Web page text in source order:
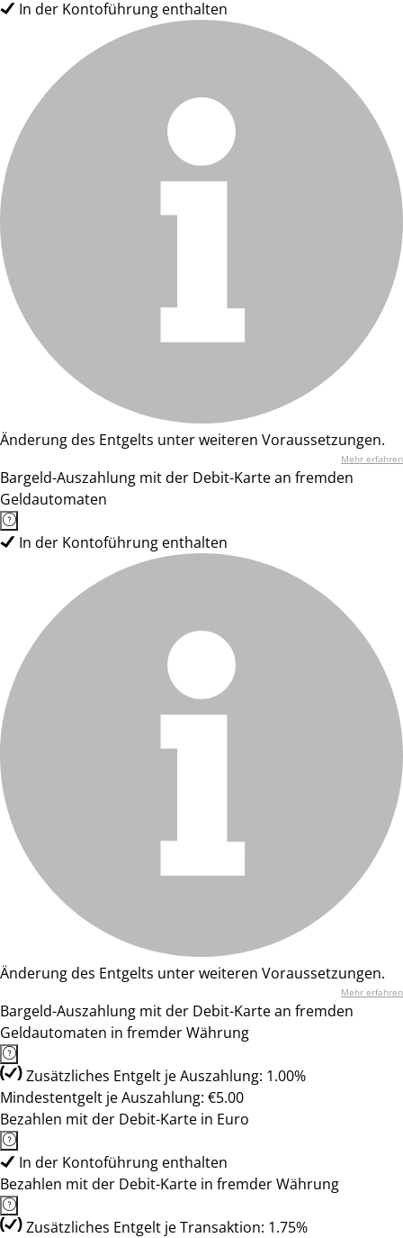
In der Kontoführung enthalten
Änderung des Entgelts unter weiteren Voraussetzungen.
Mehr erfahren
Bargeld-Auszahlung mit der Debit-Karte an fremden
Geldautomaten
In der Kontoführung enthalten
Änderung des Entgelts unter weiteren Voraussetzungen.
Mehr erfahren
Bargeld-Auszahlung mit der Debit-Karte an fremden
Geldautomaten in fremder Währung
Zusätzliches Entgelt je Auszahlung: 1.00%
Mindestentgelt je Auszahlung: €5.00
Bezahlen mit der Debit-Karte in Euro
In der Kontoführung enthalten
Bezahlen mit der Debit-Karte in fremder Währung
Zusätzliches Entgelt je Transaktion: 1.75%